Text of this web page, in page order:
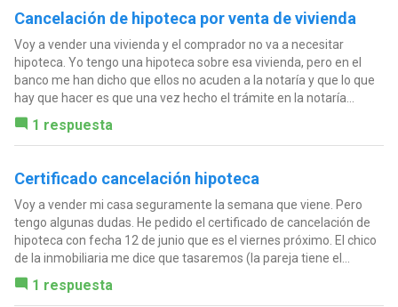
Cancelación de hipoteca por venta de vivienda
Voy a vender una vivienda y el comprador no va a necesitar
hipoteca. Yo tengo una hipoteca sobre esa vivienda, pero en el
banco me han dicho que ellos no acuden a la notaría y que lo que
hay que hacer es que una vez hecho el trámite en la notaría...
1 respuesta
Certificado cancelación hipoteca
Voy a vender mi casa seguramente la semana que viene. Pero
tengo algunas dudas. He pedido el certificado de cancelación de
hipoteca con fecha 12 de junio que es el viernes próximo. El chico
de la inmobiliaria me dice que tasaremos (la pareja tiene el...
1 respuesta